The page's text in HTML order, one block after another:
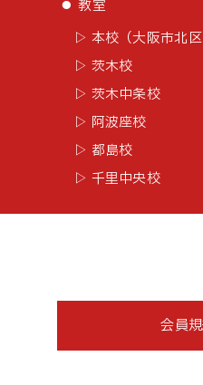
⚫︎ 教室
▷ 本校（大阪市北区
▷ 茨木校
▷ 茨木中条校
▷ 阿波座校
▷ 都島校
▷ 千里中央校
会員